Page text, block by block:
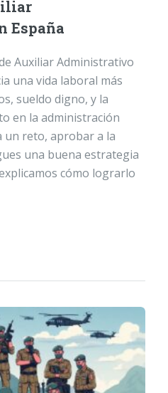
España
Auxiliar Administrativo
una vida laboral más
sueldo digno, y la
en la administración
un reto, aprobar a la
una buena estrategia
cómo lograrlo